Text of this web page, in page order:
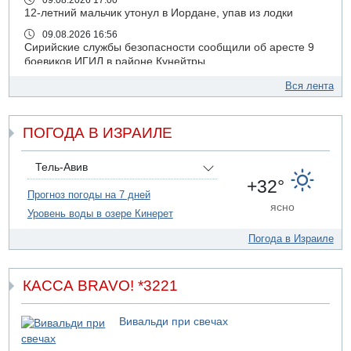
12-летний мальчик утонул в Иордане, упав из лодки
09.08.2026 16:56
Сирийские службы безопасности сообщили об аресте 9
боевиков ИГИЛ в районе Кунейтры
Прогноз погоды: с понедельника усиление жары в
09.08.2026 15:49
Хуситы сообщили об ударе дроном по саудовскому НПЗ
09.08.2026 14:43
Умер пятилетний ребенок, забытый в закрытой машине
в Лоде
Правительство переводит министерству обороны еще
срочные секретные нужды"
09.08.2026 13:46
В больнице "Шамир" борются за жизнь забытого в
закрытой машине пятилетнего ребенка
09.08.2026 13:38
Вся лента
ПОГОДА В ИЗРАИЛЕ
Тель-Авив
Прогноз погоды на 7 дней
Уровень воды в озере Кинерет
+32°
ясно
Погода в Израиле
КАССА BRAVO! *3221
Вивальди при свечах